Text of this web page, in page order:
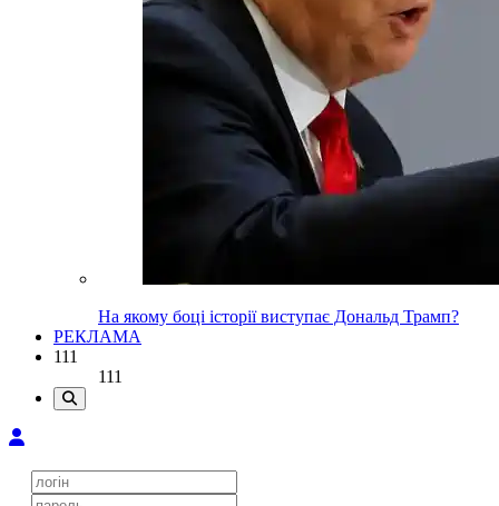
На якому боці історії виступає Дональд Трамп?
РЕКЛАМА
111
111